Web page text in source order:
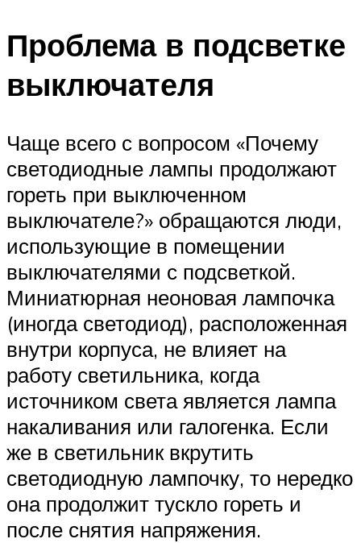
Проблема в подсветке
выключателя
Чаще всего с вопросом «Почему
светодиодные лампы продолжают
гореть при выключенном
выключателе?» обращаются люди,
использующие в помещении
выключателями с подсветкой.
Миниатюрная неоновая лампочка
(иногда светодиод), расположенная
внутри корпуса, не влияет на
работу светильника, когда
источником света является лампа
накаливания или галогенка. Если
же в светильник вкрутить
светодиодную лампочку, то нередко
она продолжит тускло гореть и
после снятия напряжения.